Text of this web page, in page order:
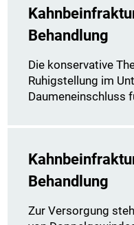
Behandlung
Die konservative
Ruhigstellung im
Daumeneinschluss
Behandlung
Zur Versorgung